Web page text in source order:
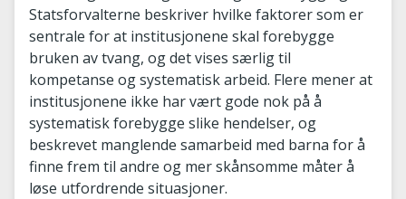
Statsforvalterne beskriver hvilke faktorer som er
sentrale for at institusjonene skal forebygge
bruken av tvang, og det vises særlig til
kompetanse og systematisk arbeid. Flere mener at
institusjonene ikke har vært gode nok på å
systematisk forebygge slike hendelser, og
beskrevet manglende samarbeid med barna for å
finne frem til andre og mer skånsomme måter å
løse utfordrende situasjoner.